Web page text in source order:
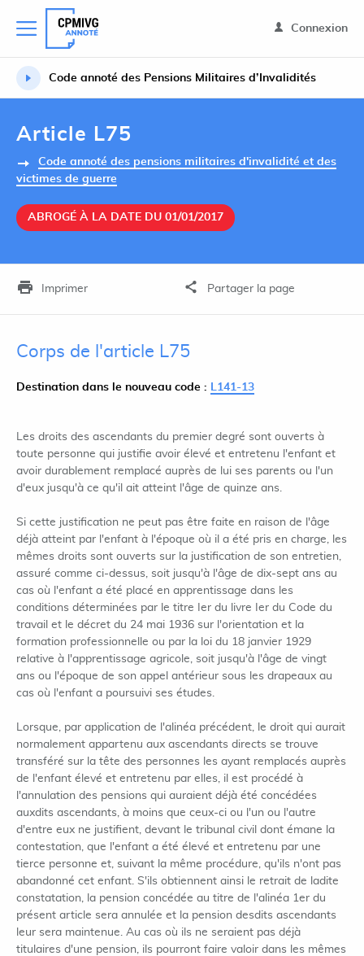
Connexion
Code annoté des Pensions Militaires d’Invalidités
Article L75
Code annoté des pensions militaires d'invalidité et des
victimes de guerre
ABROGÉ À LA DATE DU 01/01/2017
Imprimer Partager la page
Corps de l'article L75
Destination dans le nouveau code : L141-13
Les droits des ascendants du premier degré sont ouverts à
toute personne qui justifie avoir élevé et entretenu l'enfant et
avoir durablement remplacé auprès de lui ses parents ou l'un
d'eux jusqu'à ce qu'il ait atteint l'âge de quinze ans.
Si cette justification ne peut pas être faite en raison de l'âge
déjà atteint par l'enfant à l'époque où il a été pris en charge, les
mêmes droits sont ouverts sur la justification de son entretien,
assuré comme ci-dessus, soit jusqu'à l'âge de dix-sept ans au
cas où l'enfant a été placé en apprentissage dans les
conditions déterminées par le titre Ier du livre Ier du Code du
travail et le décret du 24 mai 1936 sur l'orientation et la
formation professionnelle ou par la loi du 18 janvier 1929
relative à l'apprentissage agricole, soit jusqu'à l'âge de vingt
ans ou l'époque de son appel antérieur sous les drapeaux au
cas où l'enfant a poursuivi ses études.
Lorsque, par application de l'alinéa précédent, le droit qui aurait
normalement appartenu aux ascendants directs se trouve
transféré sur la tête des personnes les ayant remplacés auprès
de l'enfant élevé et entretenu par elles, il est procédé à
l'annulation des pensions qui auraient déjà été concédées
auxdits ascendants, à moins que ceux-ci ou l'un ou l'autre
d'entre eux ne justifient, devant le tribunal civil dont émane la
contestation, que l'enfant a été élevé et entretenu par une
tierce personne et, suivant la même procédure, qu'ils n'ont pas
abandonné cet enfant. S'ils obtiennent ainsi le retrait de ladite
constatation, la pension concédée au titre de l'alinéa 1er du
présent article sera annulée et la pension desdits ascendants
leur sera maintenue. Au cas où ils ne seraient pas déjà
titulaires d'une pension, ils pourront faire valoir dans les mêmes